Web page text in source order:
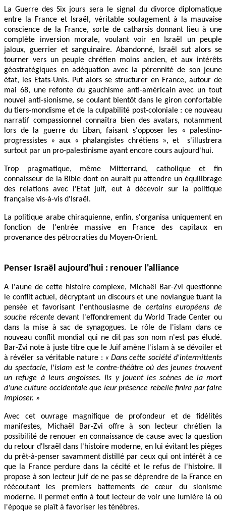
La Guerre des Six jours sera le signal du divorce diplomatique
entre la France et Israël, véritable soulagement à la mauvaise
conscience de la France, sorte de catharsis donnant lieu à une
complète inversion morale, voulant voir en Israël un peuple
jaloux, guerrier et sanguinaire. Abandonné, Israël sut alors se
tourner vers un peuple chrétien moins ancien, et aux intérêts
géostratégiques en adéquation avec la pérennité de son jeune
état, les Etats-Unis. Put alors se structurer en France, autour de
mai 68, une refonte du gauchisme anti-américain avec un tout
nouvel anti-sionisme, se coulant bientôt dans le giron confortable
du tiers-mondisme et de la culpabilité post-coloniale : ce nouveau
narratif compassionnel connaîtra bien des avatars, notamment
lors de la guerre du Liban, faisant s'opposer les « palestino-
progressistes » aux « phalangistes chrétiens », et s'illustrera
surtout par un pro-palestinisme ayant encore cours aujourd'hui.
Trop pragmatique, même Mitterrand, catholique et fin
connaisseur de la Bible dont on aurait pu attendre un équilibrage
des relations avec l'Etat juif, eut à décevoir sur la politique
française vis-à-vis d'Israël.
La politique arabe chiraquienne, enfin, s'organisa uniquement en
fonction de l'entrée massive en France des capitaux en
provenance des pétrocraties du Moyen-Orient.
Penser Israël aujourd'hui : renouer l'alliance
A l'aune de cette histoire complexe, Michaël Bar-Zvi questionne
le conflit actuel, décryptant un discours et une novlangue tuant la
pensée et favorisant l'enthousiasme de certains européens de
souche récentedevant l'effondrement du World Trade Center ou
dans la mise à sac de synagogues. Le rôle de l'islam dans ce
nouveau conflit mondial qui ne dit pas son nom n'est pas éludé.
Bar-Zvi note à juste titre que le Juif amène l'islam à se dévoiler et
à révéler sa véritable nature : « Dans cette société d'intermittents
du spectacle, l'islam est le contre-théâtre où des jeunes trouvent
un refuge à leurs angoisses. Ils y jouent les scènes de la mort
d'une culture occidentale que leur présence rebelle finira par faire
imploser. »
Avec cet ouvrage magnifique de profondeur et de fidélités
manifestes, Michaël Bar-Zvi offre à son lecteur chrétien la
possibilité de renouer en connaissance de cause avec la question
du retour d'Israël dans l'histoire moderne, en lui évitant les pièges
du prêt-à-penser savamment distillé par ceux qui ont intérêt à ce
que la France perdure dans la cécité et le refus de l'histoire. Il
propose à son lecteur juif de ne pas se déprendre de la France en
réécoutant les premiers battements de cœur du sionisme
moderne. Il permet enfin à tout lecteur de voir une lumière là où
l'époque se plaît à favoriser les ténèbres.